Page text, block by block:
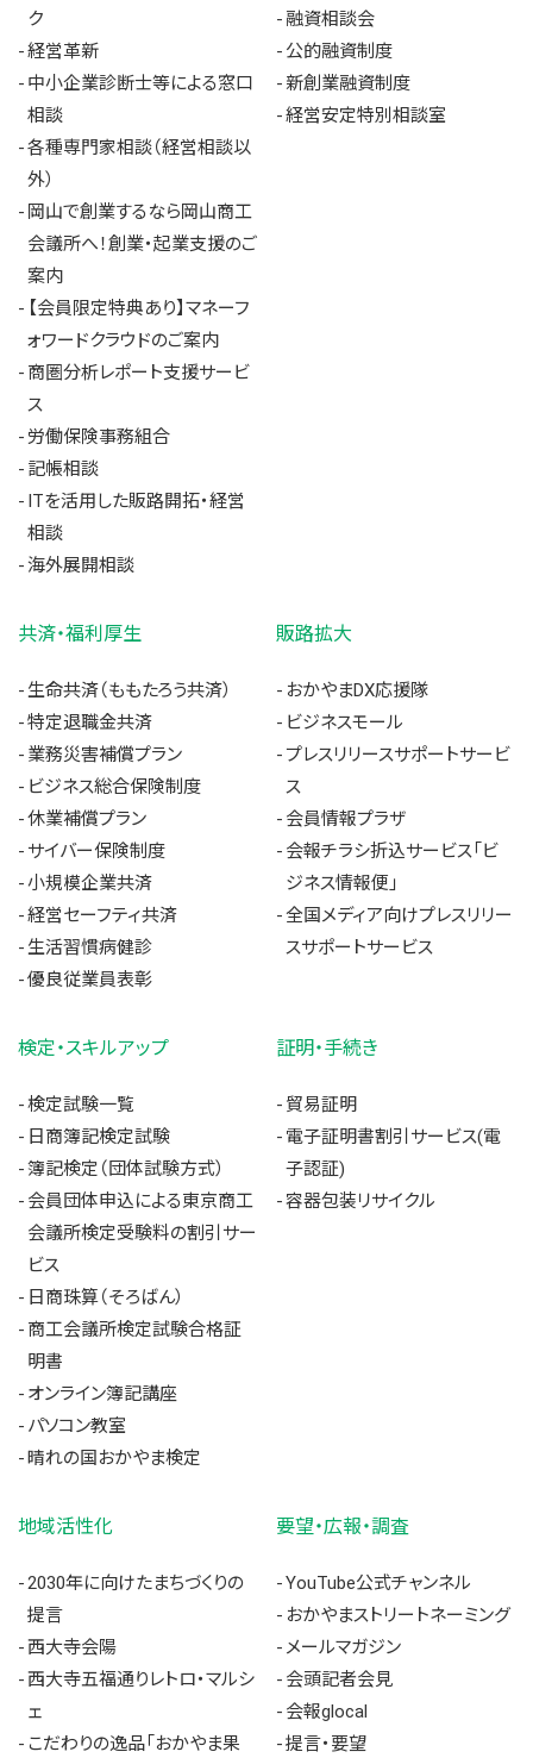
ク
経営革新
中小企業診断士等による窓口
相談
各種専門家相談（経営相談以
外）
岡山で創業するなら岡山商工
会議所へ！創業・起業支援のご
案内
【会員限定特典あり】マネーフ
ォワードクラウドのご案内
商圏分析レポート支援サービ
ス
労働保険事務組合
記帳相談
ITを活用した販路開拓・経営
相談
海外展開相談
融資相談会
公的融資制度
新創業融資制度
経営安定特別相談室
共済・福利厚生
生命共済（ももたろう共済）
特定退職金共済
業務災害補償プラン
ビジネス総合保険制度
休業補償プラン
サイバー保険制度
小規模企業共済
経営セーフティ共済
生活習慣病健診
優良従業員表彰
販路拡大
おかやまDX応援隊
ビジネスモール
プレスリリースサポートサービ
ス
会員情報プラザ
会報チラシ折込サービス「ビ
ジネス情報便」
全国メディア向けプレスリリー
スサポートサービス
検定・スキルアップ
検定試験一覧
日商簿記検定試験
簿記検定（団体試験方式）
会員団体申込による東京商工
会議所検定受験料の割引サー
ビス
日商珠算（そろばん）
商工会議所検定試験合格証
明書
オンライン簿記講座
パソコン教室
晴れの国おかやま検定
証明・手続き
貿易証明
電子証明書割引サービス(電
子認証)
容器包装リサイクル
地域活性化
2030年に向けたまちづくりの
提言
西大寺会陽
西大寺五福通りレトロ・マルシ
ェ
こだわりの逸品「おかやま果
要望・広報・調査
YouTube公式チャンネル
おかやまストリートネーミング
メールマガジン
会頭記者会見
会報glocal
提言・要望